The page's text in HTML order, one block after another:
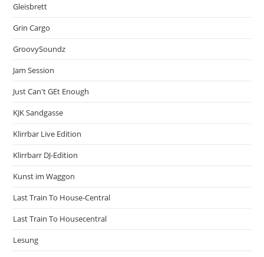
Gleisbrett
Grin Cargo
GroovySoundz
Jam Session
Just Can't GEt Enough
KJK Sandgasse
Klirrbar Live Edition
Klirrbarr DJ-Edition
Kunst im Waggon
Last Train To House-Central
Last Train To Housecentral
Lesung